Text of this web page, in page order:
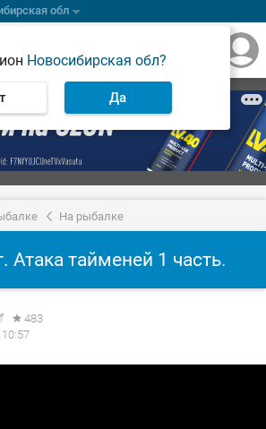
обл
Новосибирская обл?
Да
На рыбалке
Атака тайменей 1 часть.
483